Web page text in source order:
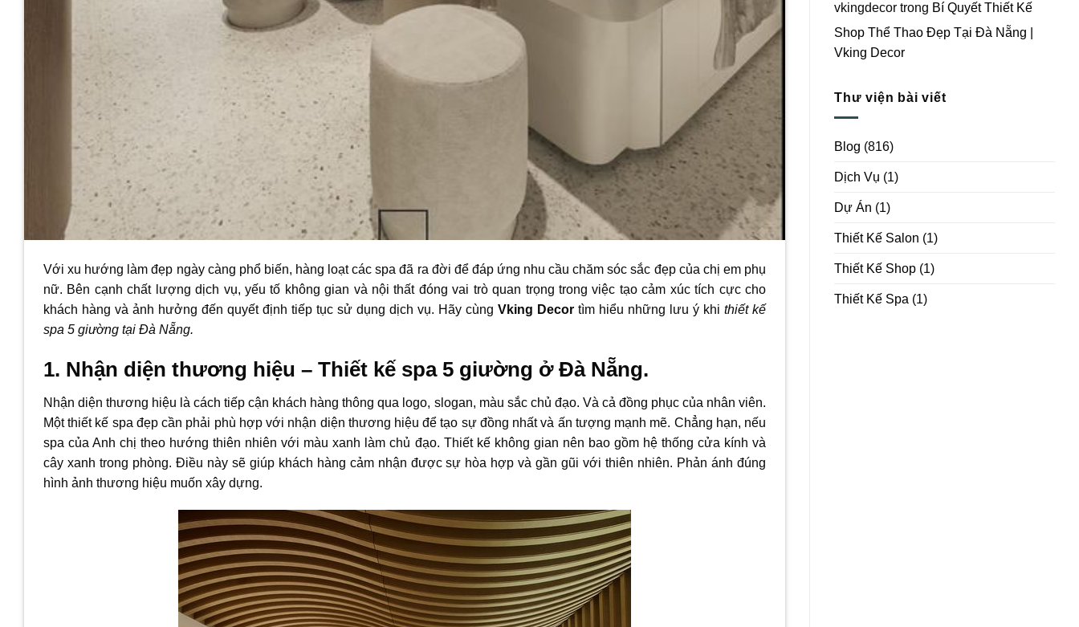
Với xu hướng làm đẹp ngày càng phổ biến, hàng loạt các spa đã ra đời để đáp ứng nhu cầu chăm sóc sắc đẹp của chị em phụ
nữ. Bên cạnh chất lượng dịch vụ, yếu tố không gian và nội thất đóng vai trò quan trọng trong việc tạo cảm xúc tích cực cho
khách hàng và ảnh hưởng đến quyết định tiếp tục sử dụng dịch vụ. Hãy cùng Vking Decor tìm hiểu những lưu ý khi thiết kế
spa 5 giường tại Đà Nẵng.
1. Nhận diện thương hiệu – Thiết kế spa 5 giường ở Đà Nẵng.
Nhận diện thương hiệu là cách tiếp cận khách hàng thông qua logo, slogan, màu sắc chủ đạo. Và cả đồng phục của nhân viên.
Một thiết kế spa đẹp cần phải phù hợp với nhận diện thương hiệu để tạo sự đồng nhất và ấn tượng mạnh mẽ. Chẳng hạn, nếu
spa của Anh chị theo hướng thiên nhiên với màu xanh làm chủ đạo. Thiết kế không gian nên bao gồm hệ thống cửa kính và
cây xanh trong phòng. Điều này sẽ giúp khách hàng cảm nhận được sự hòa hợp và gần gũi với thiên nhiên. Phản ánh đúng
hình ảnh thương hiệu muốn xây dựng.
vkingdecor trong Bí Quyết Thiết Kế
Shop Thể Thao Đẹp Tại Đà Nẵng |
Vking Decor
Thư viện bài viết
Blog (816)
Dịch Vụ (1)
Dự Án (1)
Thiết Kế Salon (1)
Thiết Kế Shop (1)
Thiết Kế Spa (1)